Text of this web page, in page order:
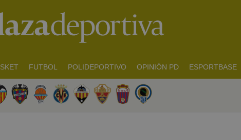
FUTBOL POLIDEPORTIVO OPINIÓN PD ESPORTBASE